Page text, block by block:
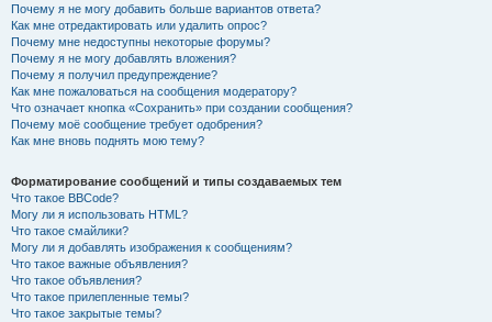
Почему я не могу добавить больше вариантов ответа?
Как мне отредактировать или удалить опрос?
Почему мне недоступны некоторые форумы?
Почему я не могу добавлять вложения?
Почему я получил предупреждение?
Как мне пожаловаться на сообщения модератору?
Что означает кнопка «Сохранить» при создании сообщения?
Почему моё сообщение требует одобрения?
Как мне вновь поднять мою тему?
Форматирование сообщений и типы создаваемых тем
Что такое BBCode?
Могу ли я использовать HTML?
Что такое смайлики?
Могу ли я добавлять изображения к сообщениям?
Что такое важные объявления?
Что такое объявления?
Что такое прилепленные темы?
Что такое закрытые темы?